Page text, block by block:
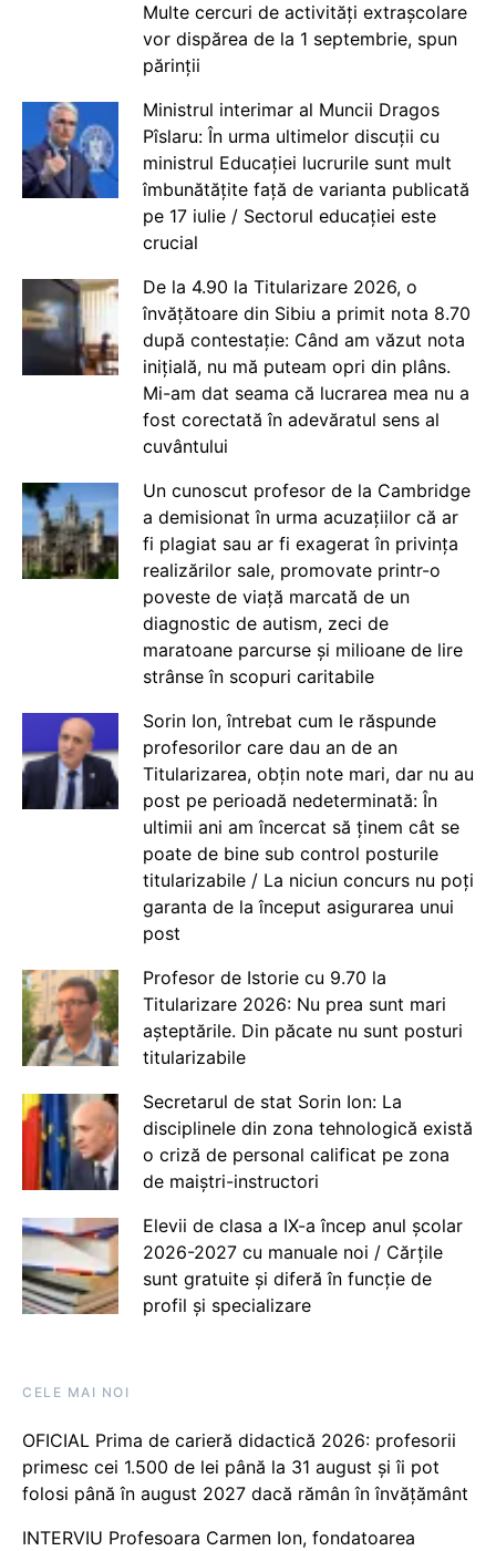
Multe cercuri de activități extrașcolare
vor dispărea de la 1 septembrie, spun
părinții
Ministrul interimar al Muncii Dragos
Pîslaru: În urma ultimelor discuții cu
ministrul Educației lucrurile sunt mult
îmbunătățite față de varianta publicată
pe 17 iulie / Sectorul educației este
crucial
De la 4.90 la Titularizare 2026, o
învățătoare din Sibiu a primit nota 8.70
după contestație: Când am văzut nota
inițială, nu mă puteam opri din plâns.
Mi-am dat seama că lucrarea mea nu a
fost corectată în adevăratul sens al
cuvântului
Un cunoscut profesor de la Cambridge
a demisionat în urma acuzațiilor că ar
fi plagiat sau ar fi exagerat în privința
realizărilor sale, promovate printr-o
poveste de viață marcată de un
diagnostic de autism, zeci de
maratoane parcurse și milioane de lire
strânse în scopuri caritabile
Sorin Ion, întrebat cum le răspunde
profesorilor care dau an de an
Titularizarea, obțin note mari, dar nu au
post pe perioadă nedeterminată: În
ultimii ani am încercat să ținem cât se
poate de bine sub control posturile
titularizabile / La niciun concurs nu poți
garanta de la început asigurarea unui
post
Profesor de Istorie cu 9.70 la
Titularizare 2026: Nu prea sunt mari
așteptările. Din păcate nu sunt posturi
titularizabile
Secretarul de stat Sorin Ion: La
disciplinele din zona tehnologică există
o criză de personal calificat pe zona
de maiștri-instructori
Elevii de clasa a IX-a încep anul școlar
2026-2027 cu manuale noi / Cărțile
sunt gratuite și diferă în funcție de
profil și specializare
CELE MAI NOI
OFICIAL Prima de carieră didactică 2026: profesorii
primesc cei 1.500 de lei până la 31 august și îi pot
folosi până în august 2027 dacă rămân în învățământ
INTERVIU Profesoara Carmen Ion, fondatoarea